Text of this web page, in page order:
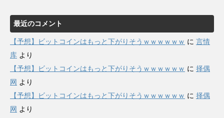
最近のコメント
【予想】ビットコインはもっと下がりそうｗｗｗｗｗｗ に 言情
库 より
【予想】ビットコインはもっと下がりそうｗｗｗｗｗｗ に 择偶
网 より
【予想】ビットコインはもっと下がりそうｗｗｗｗｗｗ に 择偶
网 より